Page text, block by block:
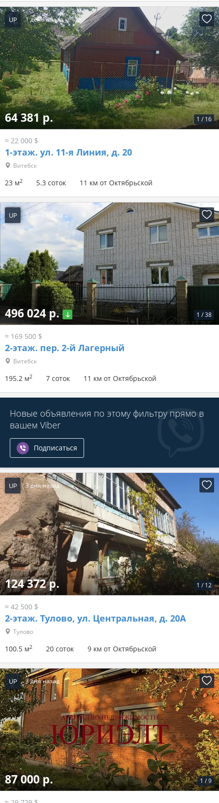
UP 1 день назад
1 / 16
64 381 р.
≈ 22 000 $
1-этаж. ул. 11-я Линия, д. 20
Витебск
23 м2 5.3 соток 11 км от Октябрьской
UP 1 день назад
1 /38
496 024 р.
≈ 169 500 $
2-этаж. пер. 2-й Лагерный
Витебск
195.2 м2 7 соток 11 км от Октябрьской
Новые объявления по этому фильтру прямо в
вашем Viber
Подписаться
UP 3 дня назад
1 / 12
124 372 р.
≈ 42 500 $
2-этаж. Тулово, ул. Центральная, д. 20А
Тулово
100.5 м2 20 соток 9 км от Октябрьской
UP 3 дня назад
1 /9
87 000 р.